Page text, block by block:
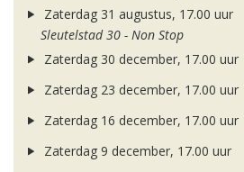
Zaterdag 31 augustus, 17.00 uur
Sleutelstad 30 - Non Stop
Zaterdag 30 december, 17.00 uur
Zaterdag 23 december, 17.00 uur
Zaterdag 16 december, 17.00 uur
Zaterdag 9 december, 17.00 uur